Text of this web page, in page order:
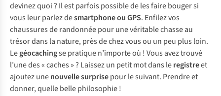
devinez quoi ? Il est parfois possible de les faire bouger si
vous leur parlez desmartphone ou GPS. Enfilez vos
chaussures de randonnée pour une véritable chasse au
trésor dans la nature, près de chez vous ou un peu plus loin.
Legéocachingse pratique n’importe où ! Vous avez trouvé
l’une des « caches » ? Laissez un petit mot dans leregistreet
ajoutez unenouvelle surprisepour le suivant. Prendre et
donner, quelle belle philosophie !